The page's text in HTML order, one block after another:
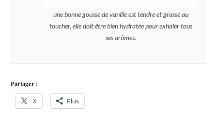
une bonne gousse de vanille est tendre et grasse au
toucher, elle doit être bien hydratée pour exhaler tous
ses arômes.
Partager :
X Plus